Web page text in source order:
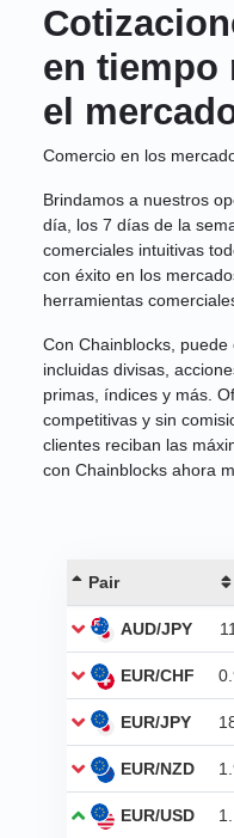
en tiempo
el
Comercio en los
Brindamos a nuestros
día, los 7 días de la
comerciales intuitivas
con éxito en los
herramientas
Con Chainblocks, puede
incluidas divisas,
primas, índices y más.
competitivas y sin
clientes reciban las
con Chainblocks ahora